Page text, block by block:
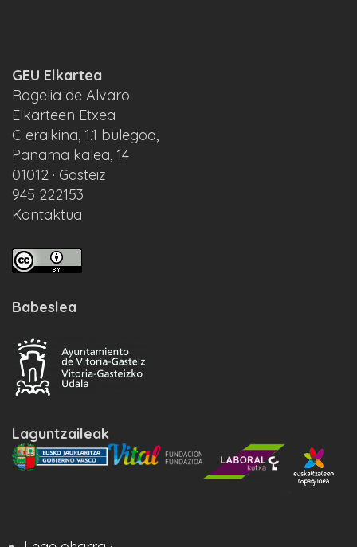
GEU Elkartea
Rogelia de Alvaro
Elkarteen Etxea
C eraikina, 1.1 bulegoa,
Panama kalea, 14
01012 · Gasteiz
945 222153
Kontaktua
Babeslea
Laguntzaileak